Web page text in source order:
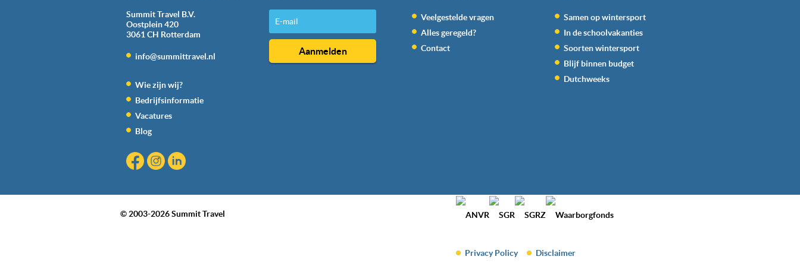
Summit Travel B.V.
Oostplein 420
3061 CH Rotterdam
info@summittravel.nl
Wie zijn wij?
Bedrijfsinformatie
Vacatures
Blog
Veelgestelde vragen
Alles geregeld?
Contact
Samen op wintersport
In de schoolvakanties
Soorten wintersport
Blijf binnen budget
Dutchweeks
© 2003-2026 Summit Travel
Privacy Policy Disclaimer